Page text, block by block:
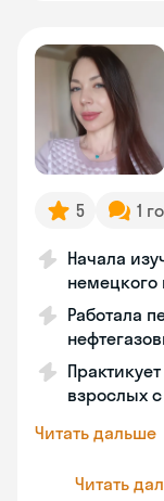
5 1
Начала
немецкого
Работала
взрослых
Читать дальше
Читать